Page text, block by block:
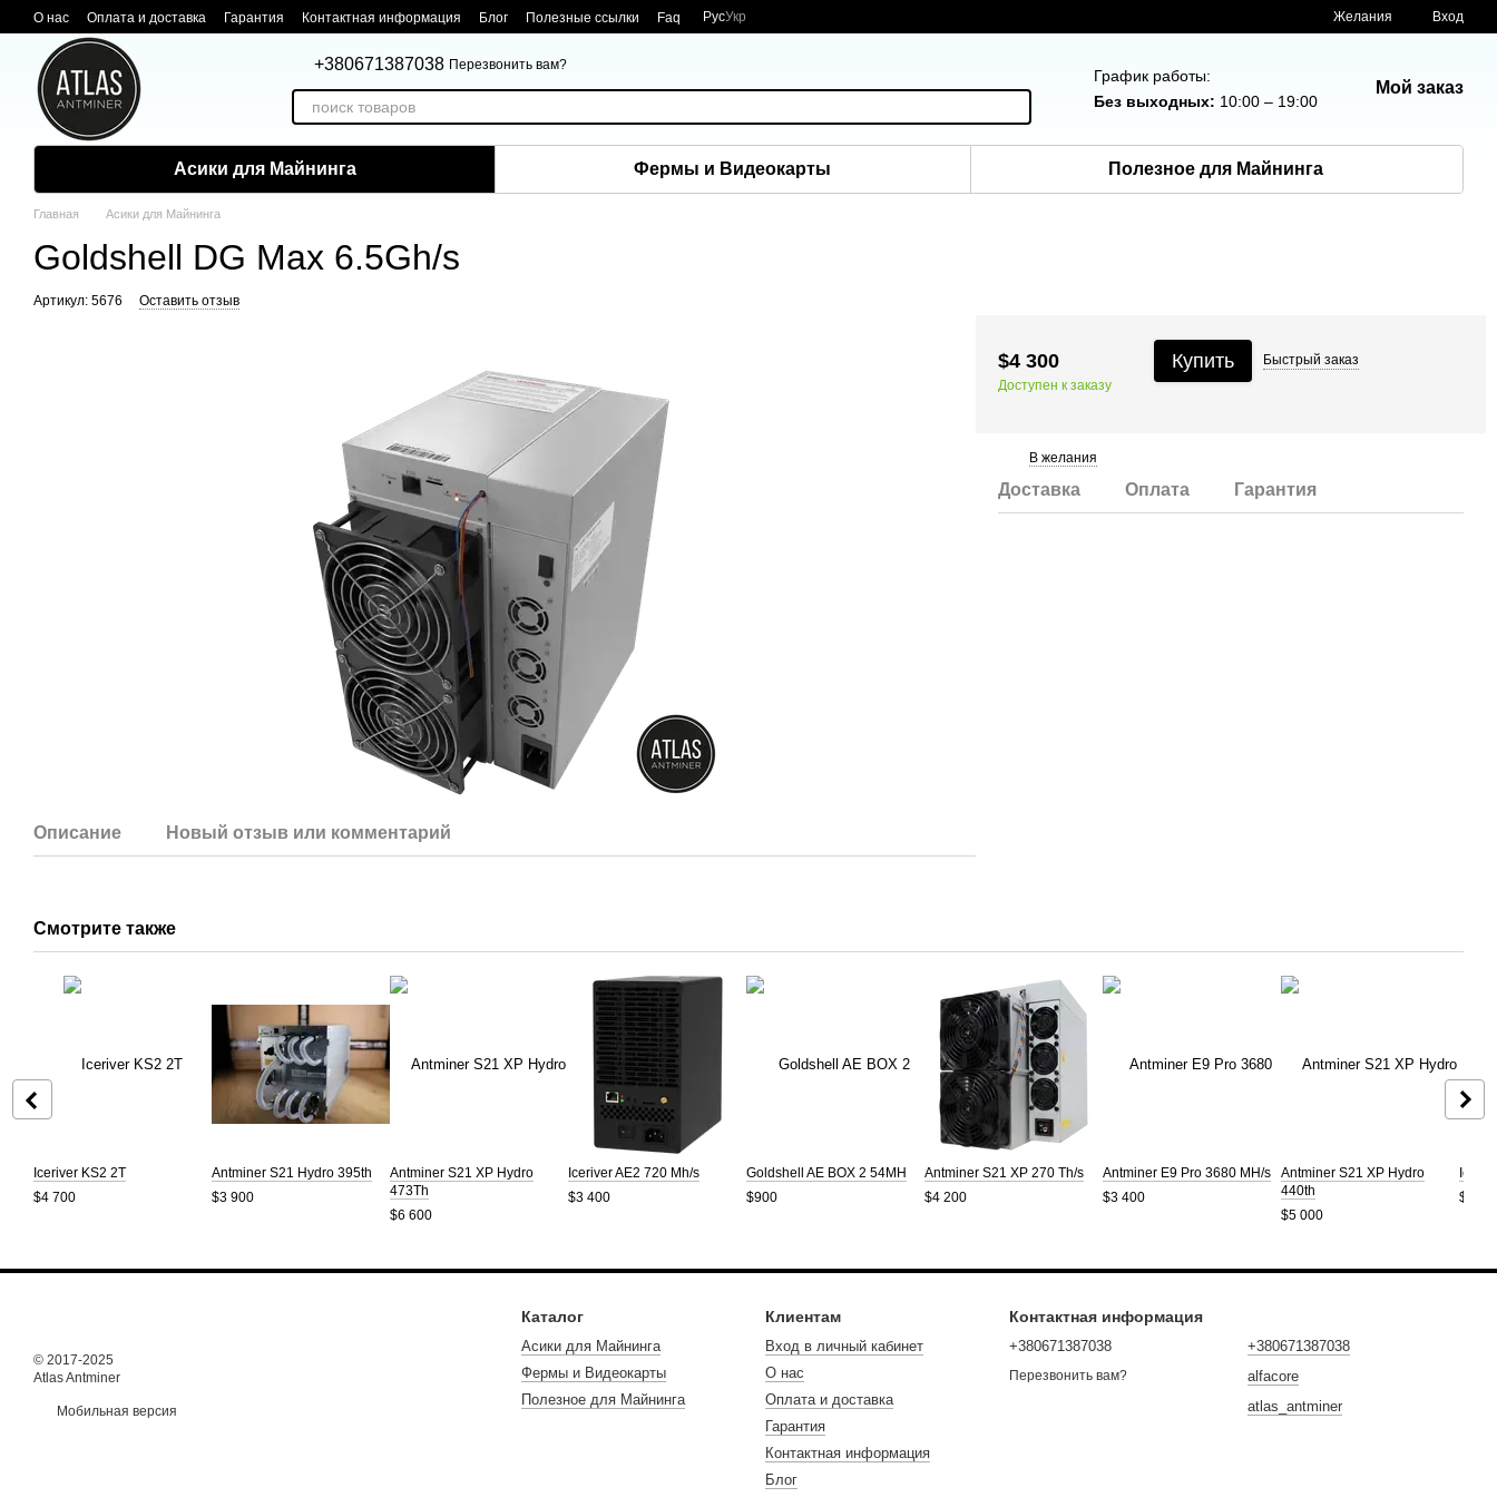
Перейти к основному контенту
О нас Оплата и доставка Гарантия Контактная информация Блог Полезные ссылки Faq РусУкр Желания Вход
+380671387038 Перезвонить вам?
График работы:
Без выходных: 10:00 – 19:00
Мой заказ
Асики для Майнинга Фермы и Видеокарты Полезное для Майнинга
Главная Асики для Майнинга
Goldshell DG Max 6.5Gh/s
Артикул: 5676 Оставить отзыв
Описание Новый отзыв или комментарий
$4 300
Доступен к заказу
Купить Быстрый заказ
В желания
Доставка Оплата Гарантия
Смотрите также
Iceriver KS2 2T
$4 700
Antminer S21 Hydro 395th
$3 900
Antminer S21 XP Hydro
473Th
$6 600
Iceriver AE2 720 Mh/s
$3 400
Goldshell AE BOX 2 54MH
$900
Antminer S21 XP 270 Th/s
$4 200
Antminer E9 Pro 3680 MH/s
$3 400
Antminer S21 XP Hydro
440th
$5 000
$1
© 2017-2025
Atlas Antminer
Мобильная версия
Каталог
Асики для Майнинга
Фермы и Видеокарты
Полезное для Майнинга
Клиентам
Вход в личный кабинет
О нас
Оплата и доставка
Гарантия
Контактная информация
Блог
Контактная информация
+380671387038
Перезвонить вам?
+380671387038
alfacore
atlas_antminer